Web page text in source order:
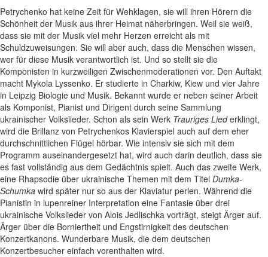
Petrychenko hat keine Zeit für Wehklagen, sie will ihren Hörern die
Schönheit der Musik aus ihrer Heimat näherbringen. Weil sie weiß,
dass sie mit der Musik viel mehr Herzen erreicht als mit
Schuldzuweisungen. Sie will aber auch, dass die Menschen wissen,
wer für diese Musik verantwortlich ist. Und so stellt sie die
Komponisten in kurzweiligen Zwischenmoderationen vor. Den Auftakt
macht Mykola Lyssenko. Er studierte in Charkiw, Kiew und vier Jahre
in Leipzig Biologie und Musik. Bekannt wurde er neben seiner Arbeit
als Komponist, Pianist und Dirigent durch seine Sammlung
ukrainischer Volkslieder. Schon als sein Werk Trauriges Liederklingt,
wird die Brillanz von Petrychenkos Klavierspiel auch auf dem eher
durchschnittlichen Flügel hörbar. Wie intensiv sie sich mit dem
Programm auseinandergesetzt hat, wird auch darin deutlich, dass sie
es fast vollständig aus dem Gedächtnis spielt. Auch das zweite Werk,
eine Rhapsodie über ukrainische Themen mit dem Titel Dumka-
Schumka wird später nur so aus der Klaviatur perlen. Während die
Pianistin in lupenreiner Interpretation eine Fantasie über drei
ukrainische Volkslieder von Alois Jedlischka vorträgt, steigt Ärger auf.
Ärger über die Borniertheit und Engstirnigkeit des deutschen
Konzertkanons. Wunderbare Musik, die dem deutschen
Konzertbesucher einfach vorenthalten wird.